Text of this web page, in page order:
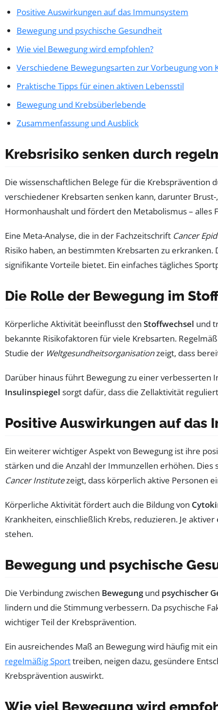
Positive Auswirkungen auf das Immunsystem
Bewegung und psychische Gesundheit
Wie viel Bewegung wird empfohlen?
Verschiedene Bewegungsarten zur Vorbeugung von
Praktische Tipps für einen aktiven Lebensstil
Bewegung und Krebsüberlebende
Zusammenfassung und Ausblick
Krebsrisiko senken durch
Die wissenschaftlichen Belege für die Krebsprävention
verschiedener Krebsarten senken kann, darunter
Hormonhaushalt und fördert den Metabolismus – alles
Eine Meta-Analyse, die in der Fachzeitschrift Cancer
Risiko haben, an bestimmten Krebsarten zu
signifikante Vorteile bietet. Ein einfaches tägliches
Die Rolle der Bewegung im
Körperliche Aktivität beeinflusst den Stoffwechsel und
bekannte Risikofaktoren für viele Krebsarten.
Studie der Weltgesundheitsorganisationzeigt, dass
Darüber hinaus führt Bewegung zu einer
Insulinspiegel sorgt dafür, dass die Zellaktivität
Positive Auswirkungen auf das
Ein weiterer wichtiger Aspekt von Bewegung ist ihre
stärken und die Anzahl der Immunzellen erhöhen.
Cancer Institutezeigt, dass körperlich aktive Personen
Körperliche Aktivität fördert auch die Bildung von
Krankheiten, einschließlich Krebs, reduzieren. Je
stehen.
Bewegung und psychische
Die Verbindung zwischen Bewegungund psychischer
lindern und die Stimmung verbessern. Da psychische
wichtiger Teil der Krebsprävention.
Ein ausreichendes Maß an Bewegung wird häufig mit
regelmäßig Sporttreiben, neigen dazu, gesündere
Krebsprävention auswirkt.